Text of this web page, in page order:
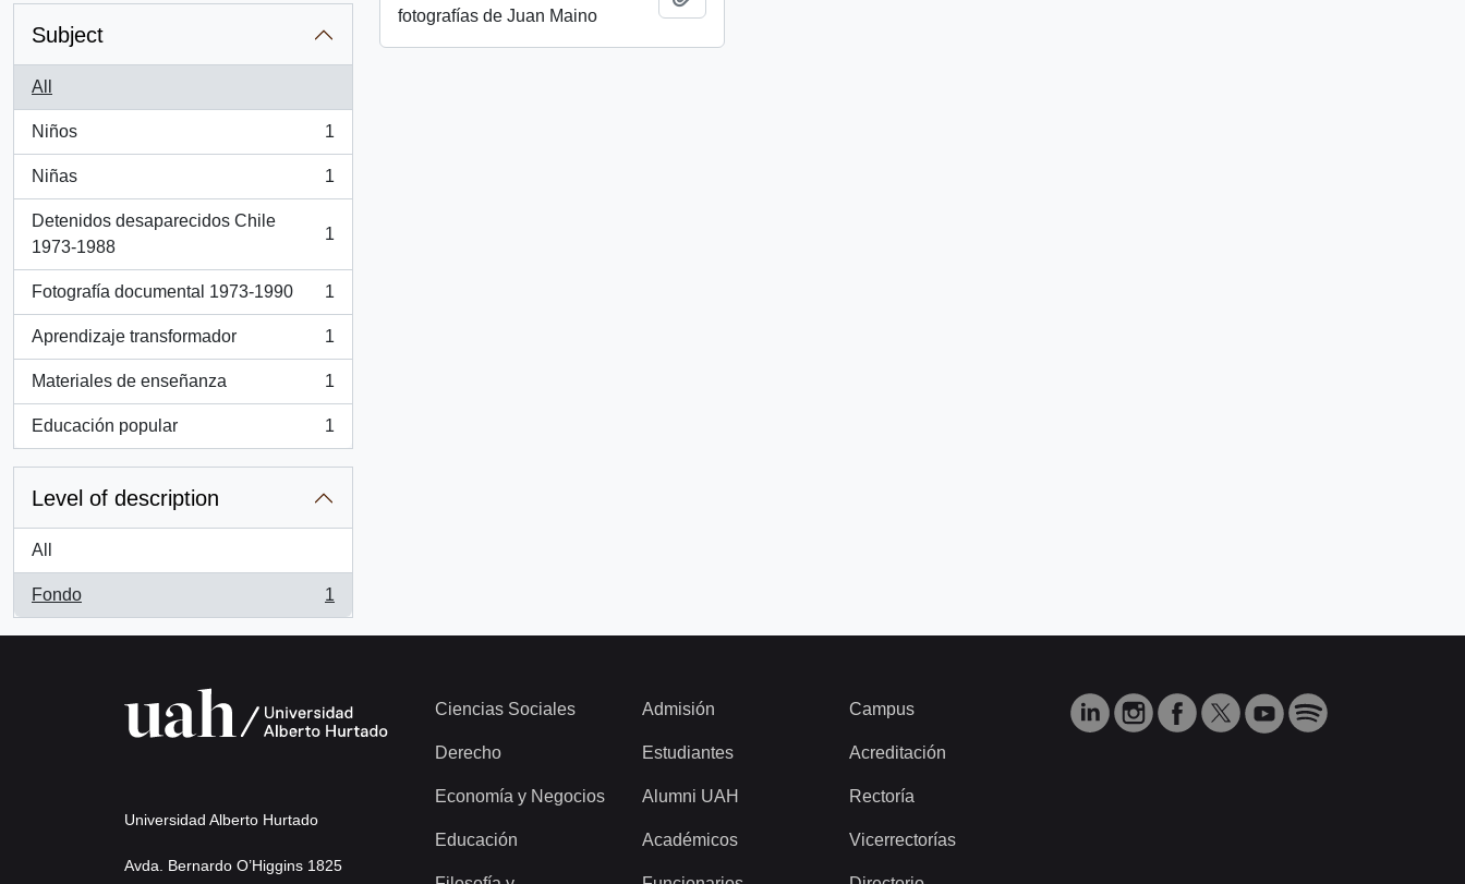
Subject
All
Niños
, 1 results
1
Niñas
, 1 results
1
Detenidos desaparecidos Chile
1973-1988
, 1 results
1
Fotografía documental 1973-1990
, 1 results
1
Aprendizaje transformador
, 1 results
1
Materiales de enseñanza
, 1 results
1
Educación popular
, 1 results
1
Level of description
All
Fondo
, 1 results
1
fotografías de Juan Maino
Universidad Alberto Hurtado
Avda. Bernardo O’Higgins 1825
Ciencias Sociales
Derecho
Economía y Negocios
Educación
Admisión
Estudiantes
Alumni UAH
Académicos
Campus
Acreditación
Rectoría
Vicerrectorías